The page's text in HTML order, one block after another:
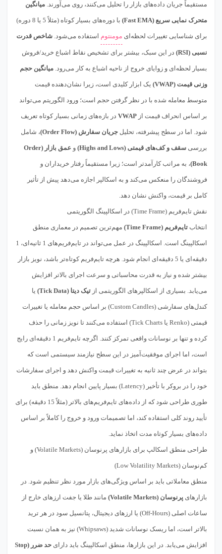
مستقیماً جریان داده‌های بازار را تحلیل می‌کنند، روی می‌آورند. میانگین
متحرک نمایی سریع (Fast EMA) با دوره‌های بسیار کوتاه (مثلاً 5 یا 8 دوره)
برای شناسایی تغییرات لحظه‌ای مومنتوم استفاده می‌شود. شاخص قدرت
نسبی (RSI) در این سبک، بیشتر برای تشخیص نقاط اشباع خرید/فروش
بسیار لحظه‌ای و زوایای خروج از ناحیه اشباع به کار می‌رود. میانگین حجم
وزنی قیمت (VWAP) یک ابزار کلیدی است، زیرا نشان‌دهنده قیمت
متوسط معامله شده با در نظر گرفتن حجم است؛ ورود الگوریتم می‌تواند
بر اساس انحراف قیمت از VWAP در بازه‌های زمانی بسیار کوتاه تعریف
شود. اما در سطح پیشرفته، تحلیل جریان سفارش (Order Flow) ، شامل
بررسی سقف و کف‌های قیمتی (Highs and Lows) و عمق بازار (Order
Book) ، به مراتب کارآمدتر است؛ زیرا مستقیماً رفتار خریداران و
فروشندگان را منعکس می‌کند و به اسکالپر اجازه می‌دهد پیش از تأثیر
کامل بر قیمت، واکنش نشان دهد.
نقش تایم‌فریم (Time Frame) در اسکالپینگ الگوریتمی
انتخاب تایم‌فریم (Time Frame) مهم‌ترین تصمیم در معماری منطق
اسکالپینگ است. اسکالپینگ در عمل می‌تواند در تایم‌فریم‌های 1 ثانیه‌ای، 1
دقیقه‌ای یا 5 دقیقه‌ای انجام شود. هرچه تایم‌فریم کوتاه‌تر باشد، نویز بازار
بیشتر شده و نیاز به قدرت محاسباتی و سرعت اجرای بالاتر افزایش
می‌یابد. بسیاری از اسکالپرهای الگوریتمی از تیک دیتا (Tick Data) یا
کندل‌های سفارشی (Custom Candles) بر اساس حجم معامله یا تغییرات
قیمتی (Renko یا Tick Charts) استفاده می‌کنند تا نویز زمانی را حذف
کرده و تنها بر نوسانات واقعی تمرکز کنند. اگرچه تایم‌فریم 1 دقیقه‌ای رایج
است، اما اجرای موفقیت‌آمیز در این سطح نیازمند سیستمی است که
بتواند در عرض چند ثانیه به تغییرات قیمت واکنش دهد و اجرای سفارشات
خود را در بروکر با تأخیر (Latency) بسیار پایین انجام دهد. منطق باید
طوری طراحی شود که از داده‌های تایم‌فریم‌های بالاتر (مثلاً 15 دقیقه) برای
تأیید روند کلی استفاده کند، اما تصمیمات ورود و خروج را کاملاً بر اساس
داده‌های بسیار کوتاه مدت اتخاذ نماید.
طراحی منطق اسکالپ برای بازارهای پرنوسان (Volatile Markets) و
کم‌نوسان (Low Volatility Markets)
منطق معاملاتی باید بر اساس ویژگی‌های بازار مورد نظر تنظیم شود. در
بازارهای پرنوسان (Volatile Markets) مانند طلا یا جفت ارزهای خارج از
ساعات اصلی (Off-Hours) یا ارزهای دیجیتال، پتانسیل سود در هر ترید
بالاتر است، اما ریسک نوسانات شدید (Whipsaws) نیز به همان نسبت
افزایش می‌یابد. در این بازارها، منطق اسکالپینگ باید دارای حد ضرر (Stop